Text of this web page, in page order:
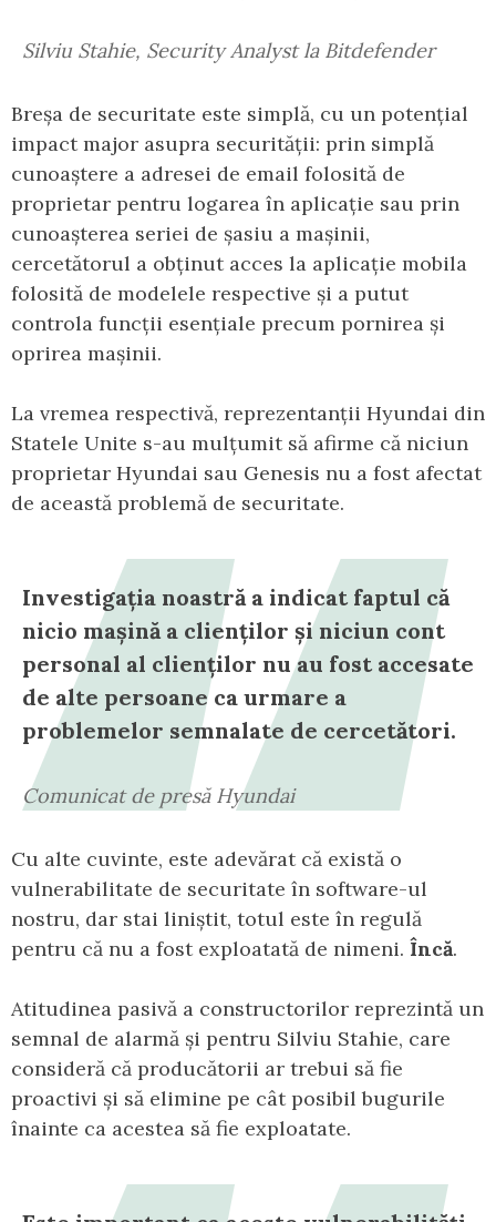
Silviu Stahie, Security Analyst la Bitdefender
Breșa de securitate este simplă, cu un potențial
impact major asupra securității: prin simplă
cunoaștere a adresei de email folosită de
proprietar pentru logarea în aplicație sau prin
cunoașterea seriei de șasiu a mașinii,
cercetătorul a obținut acces la aplicație mobila
folosită de modelele respective și a putut
controla funcții esențiale precum pornirea și
oprirea mașinii.
La vremea respectivă, reprezentanții Hyundai din
Statele Unite s-au mulțumit să afirme că niciun
proprietar Hyundai sau Genesis nu a fost afectat
de această problemă de securitate.
Investigația noastră a indicat faptul că
nicio mașină a clienților și niciun cont
personal al clienților nu au fost accesate
de alte persoane ca urmare a
problemelor semnalate de cercetători.
Comunicat de presă Hyundai
Cu alte cuvinte, este adevărat că există o
vulnerabilitate de securitate în software-ul
nostru, dar stai liniștit, totul este în regulă
pentru că nu a fost exploatată de nimeni. Încă.
Atitudinea pasivă a constructorilor reprezintă un
semnal de alarmă și pentru Silviu Stahie, care
consideră că producătorii ar trebui să fie
proactivi și să elimine pe cât posibil bugurile
înainte ca acestea să fie exploatate.